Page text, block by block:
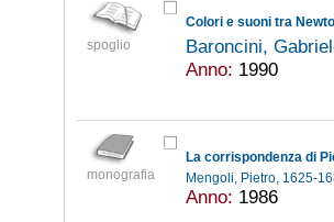
spoglio
Colori e suoni tra
Baroncini,
Anno: 1990
monografia
La corrispondenza di
Mengoli, Pietro, 1625-
Anno: 1986